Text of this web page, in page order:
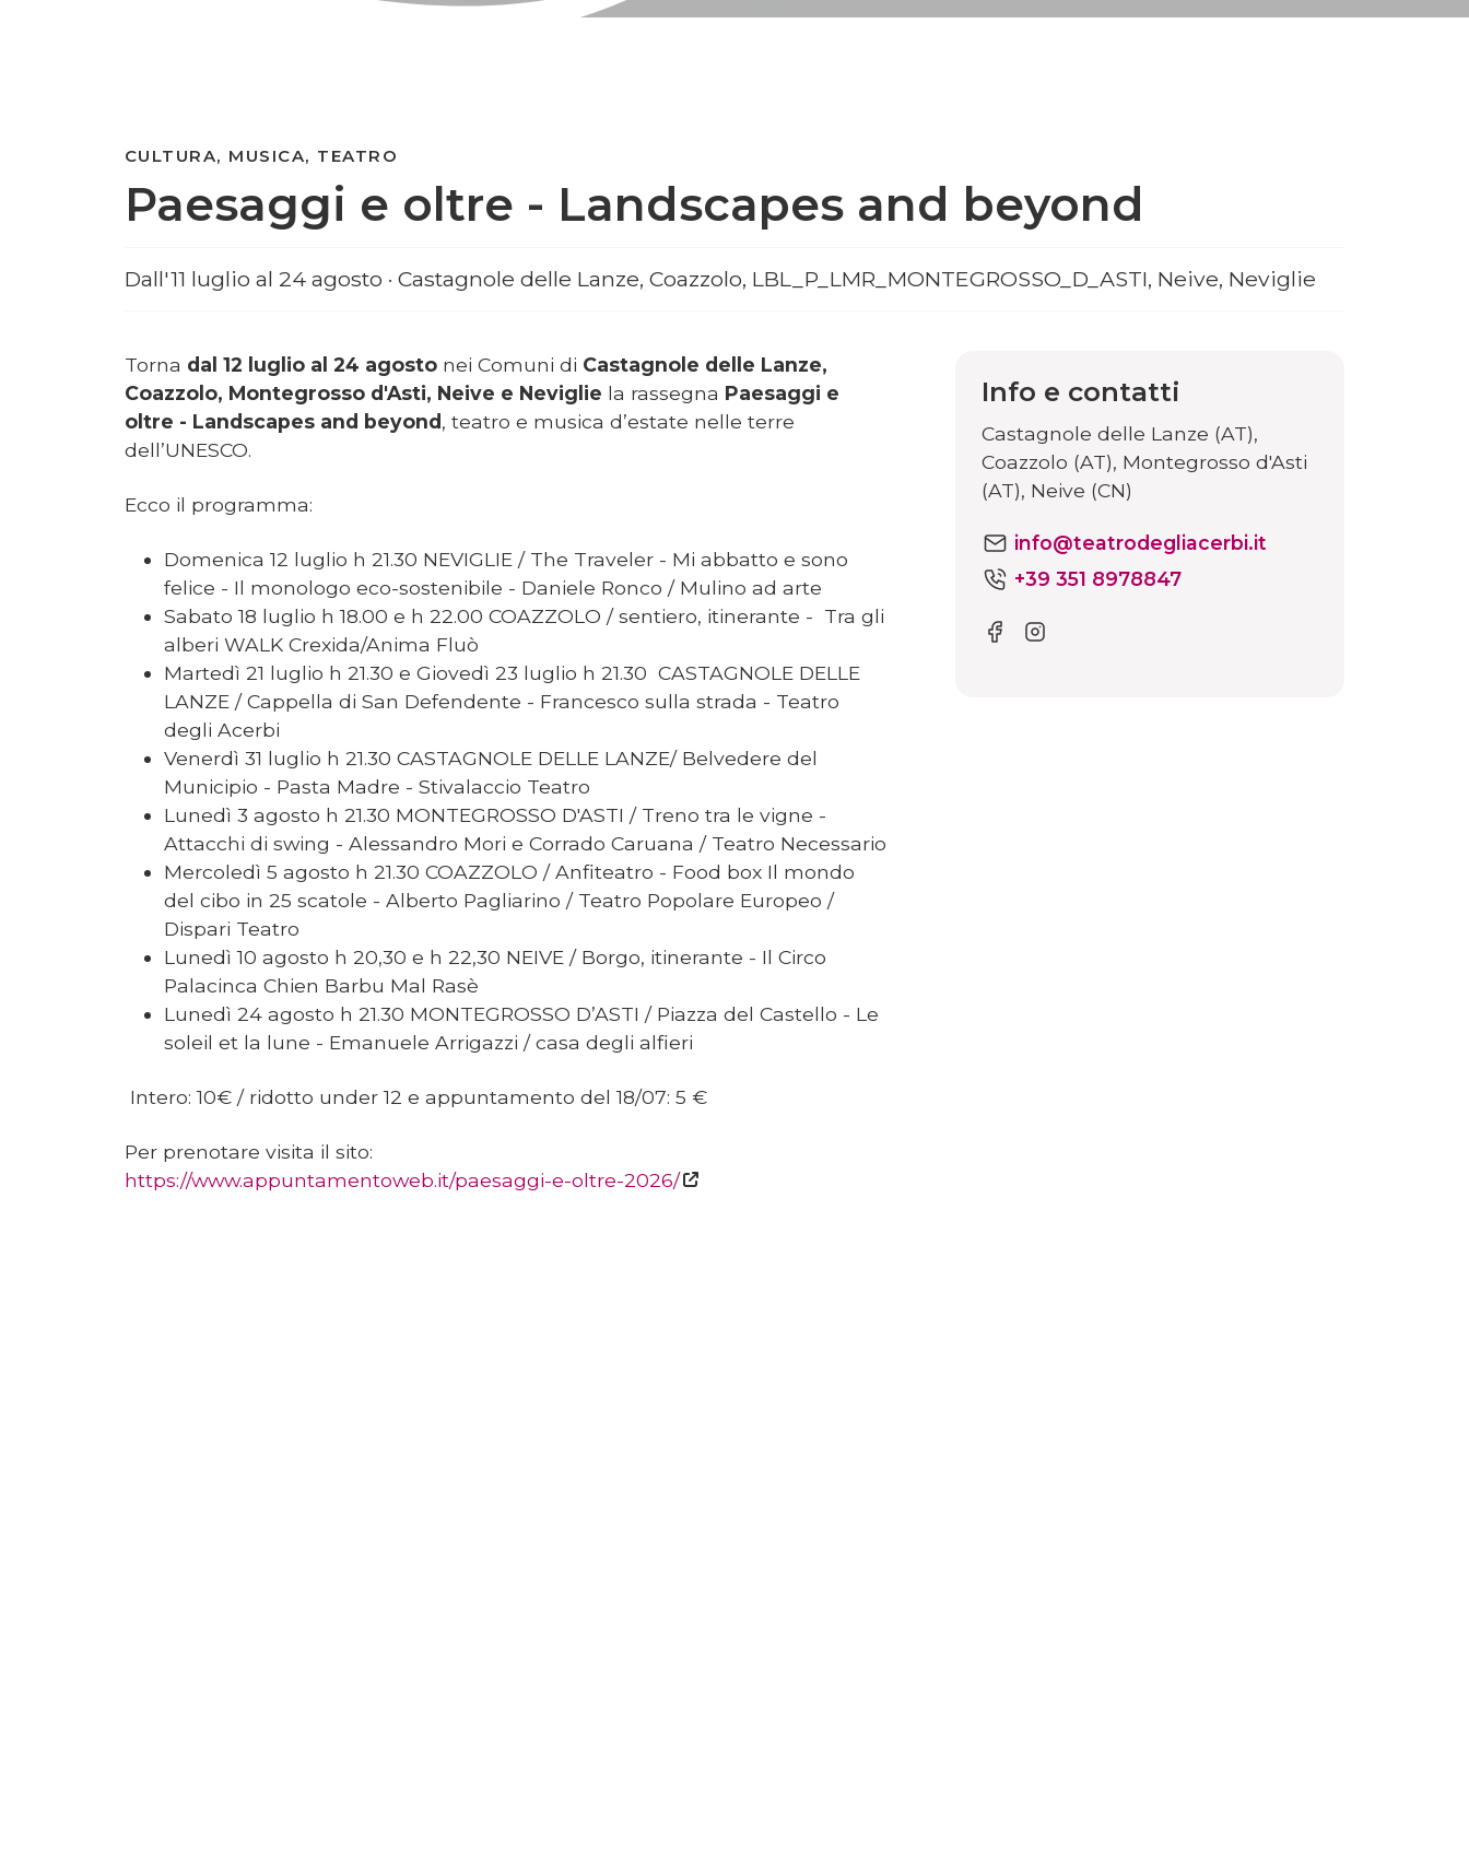
Paesaggi e oltre - Landscapes and beyond
CULTURA, MUSICA, TEATRO
Dall'11 luglio al 24 agosto · Castagnole delle Lanze, Coazzolo, LBL_P_LMR_MONTEGROSSO_D_ASTI, Neive, Neviglie
Torna dal 12 luglio al 24 agosto nei Comuni di Castagnole delle Lanze,
Coazzolo, Montegrosso d'Asti, Neive e Neviglie la rassegna Paesaggi e
oltre - Landscapes and beyond, teatro e musica d’estate nelle terre
dell’UNESCO.
Ecco il programma:
Domenica 12 luglio h 21.30 NEVIGLIE / The Traveler - Mi abbatto e sono
felice - Il monologo eco-sostenibile - Daniele Ronco / Mulino ad arte
Sabato 18 luglio h 18.00 e h 22.00 COAZZOLO / sentiero, itinerante - Tra gli
alberi WALK Crexida/Anima Fluò
Martedì 21 luglio h 21.30 e Giovedì 23 luglio h 21.30 CASTAGNOLE DELLE
LANZE / Cappella di San Defendente - Francesco sulla strada - Teatro
degli Acerbi
Venerdì 31 luglio h 21.30 CASTAGNOLE DELLE LANZE/ Belvedere del
Municipio - Pasta Madre - Stivalaccio Teatro
Lunedì 3 agosto h 21.30 MONTEGROSSO D'ASTI / Treno tra le vigne -
Attacchi di swing - Alessandro Mori e Corrado Caruana / Teatro Necessario
Mercoledì 5 agosto h 21.30 COAZZOLO / Anfiteatro - Food box Il mondo
del cibo in 25 scatole - Alberto Pagliarino / Teatro Popolare Europeo /
Dispari Teatro
Lunedì 10 agosto h 20,30 e h 22,30 NEIVE / Borgo, itinerante - Il Circo
Palacinca Chien Barbu Mal Rasè
Lunedì 24 agosto h 21.30 MONTEGROSSO D’ASTI / Piazza del Castello - Le
soleil et la lune - Emanuele Arrigazzi / casa degli alfieri
Intero: 10€ / ridotto under 12 e appuntamento del 18/07: 5 €
Per prenotare visita il sito:
https://www.appuntamentoweb.it/paesaggi-e-oltre-2026/
Info e contatti
Castagnole delle Lanze (AT),
Coazzolo (AT), Montegrosso d'Asti
(AT), Neive (CN)
info@teatrodegliacerbi.it
+39 351 8978847